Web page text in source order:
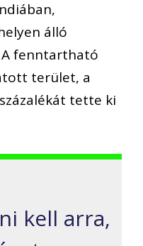
álló
A fenntartható
terület, a
tette ki
kell arra,